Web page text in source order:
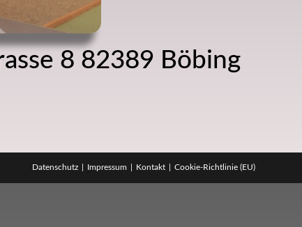
8 82389 Böbing
Datenschutz Impressum Kontakt Cookie-Richtlinie (EU)